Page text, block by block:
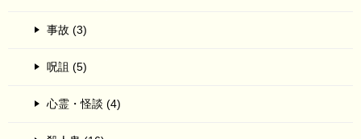
事故 (3)
呪詛 (5)
心霊・怪談 (4)